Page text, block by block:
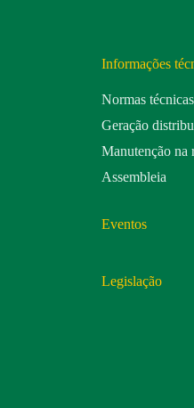
Informações
Normas técnicas
Geração
Manutenção na
Assembleia
Eventos
Legislação